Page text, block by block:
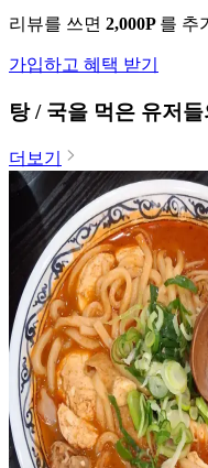
리뷰를 쓰면 2,000P 를 추
가입하고 혜택 받기
탕 / 국을 먹은 유저
더보기